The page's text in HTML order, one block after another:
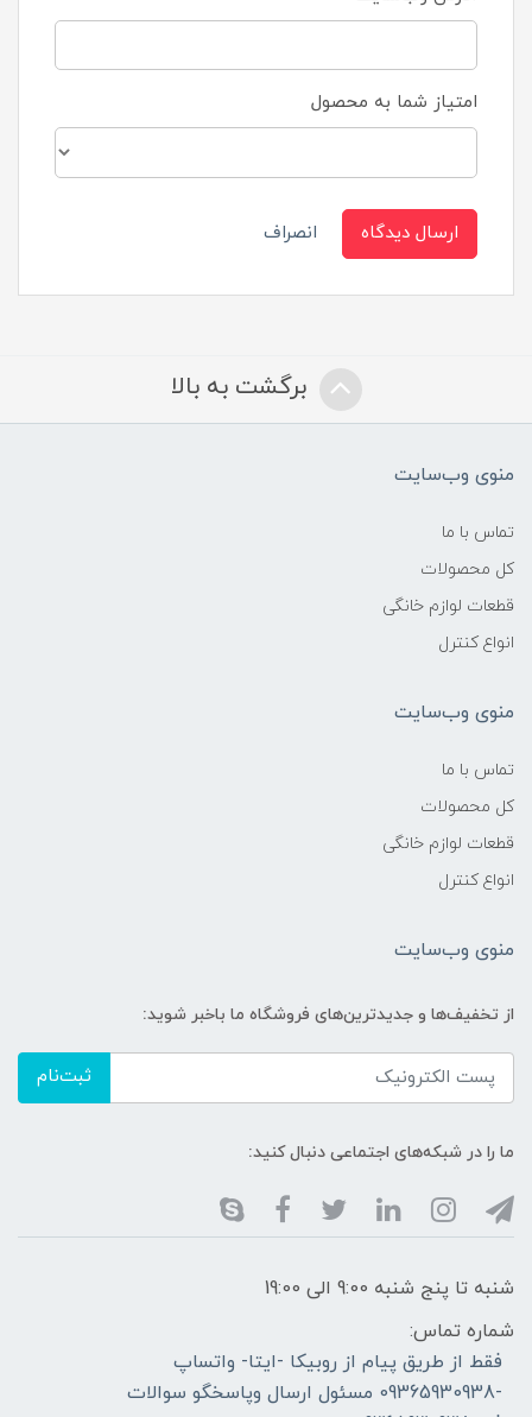
امتیاز شما به محصول
ارسال دیدگاه انصراف
برگشت به بالا
منوی وب‌سایت
تماس با ما
کل محصولات
قطعات لوازم خانگی
انواع کنترل
منوی وب‌سایت
تماس با ما
کل محصولات
قطعات لوازم خانگی
انواع کنترل
منوی وب‌سایت
از تخفیف‌ها و جدیدترین‌های فروشگاه ما باخبر شوید:
ثبت‌نام
ما را در شبکه‌های اجتماعی دنبال کنید:
شنبه تا پنج شنبه 9:00 الی 19:00
شماره تماس:
فقط از طریق پیام از روبیکا -ایتا- واتساپ
-09365930938 مسئول ارسال وپاسخگو سوالات